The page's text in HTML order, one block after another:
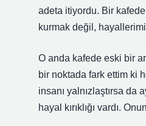
adeta itiyordu. Bir
kurmak değil,
O anda kafede eski bir
bir noktada fark ettim ki
insanı yalnızlaştırsa da
hayal kırıklığı vardı.